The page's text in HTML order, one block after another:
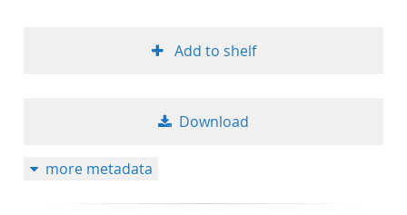
Add to shelf
Download
more metadata